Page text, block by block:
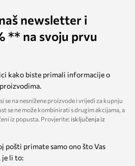
newsletter i
** na svoju prvu
kako biste primali informacije o
na nesnižene proizvode i vrijedi za kupnju
se ne može kombinirati s drugim akcijama, a
iz popusta. Provjerite: isključenja iz
pošti primate samo ono što Vas
je li to: